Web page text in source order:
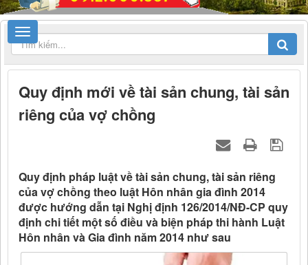
Quy định mới về tài sản chung, tài sản
riêng của vợ chồng
Quy định pháp luật về tài sản chung, tài sản riêng
của vợ chồng theo luật Hôn nhân gia đình 2014
được hướng dẫn tại Nghị định 126/2014/NĐ-CP quy
định chi tiết một số điều và biện pháp thi hành Luật
Hôn nhân và Gia đình năm 2014 như sau